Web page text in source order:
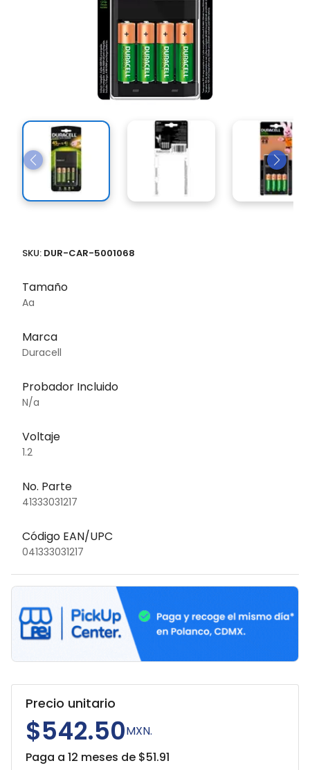
SKU: DUR-CAR-5001068
Tamaño
Aa
Marca
Duracell
Probador Incluido
N/a
Voltaje
1.2
No. Parte
41333031217
Código EAN/UPC
041333031217
Precio unitario
$542.50MXN.
Paga a 12 meses de $51.91